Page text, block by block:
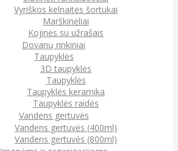
Vyriškos kelnaitės šortukai
Marškinėliai
Kojinės su užrašais
Dovanų rinkiniai
Taupyklės
3D taupyklės
Taupyklės
Taupyklės keramika
Taupyklės raidės
Vandens gertuvės
Vandens gertuvės (400ml)
Vandens gertuvės (800ml)